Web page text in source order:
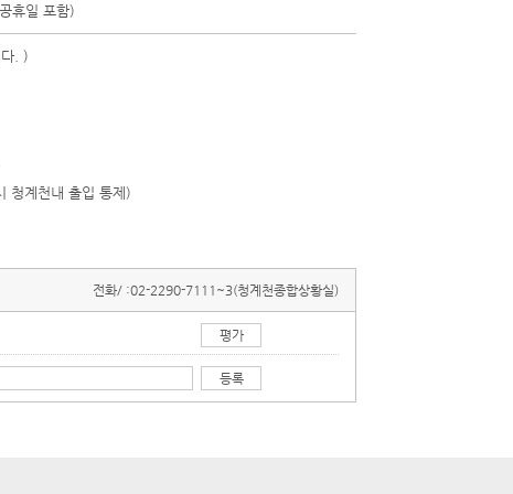
휴일 포함)
. )
청계천내 출입 통제)
전화/ :02-2290-7111~3(청계천종합상황실)